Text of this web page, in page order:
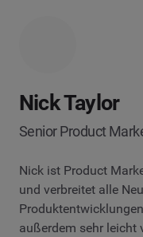
Nick Taylor
Senior Product
Nick ist Product
und verbreitet alle
außerdem sehr leicht